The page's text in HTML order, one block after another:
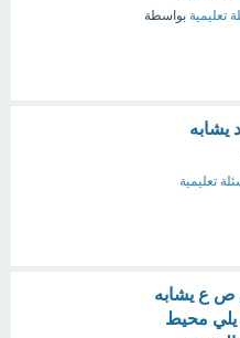
تعليمية بواسطة
يشابه
تعليمية
ص ع يشابه
يلي محيط